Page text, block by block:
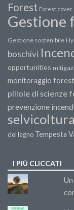
Forest Forest cover
Gestione
Gestione sostenibile
boschivi
opportunities
monitoraggio
pillole di scienze
prevenzione
selvicoltura
del legno Tempesta
I PIÙ CLICCATI